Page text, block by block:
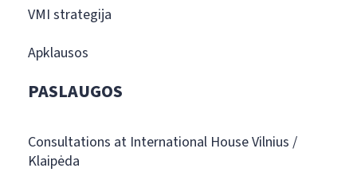
VMI strategija
Apklausos
PASLAUGOS
Consultations at International House Vilnius /
Klaipėda